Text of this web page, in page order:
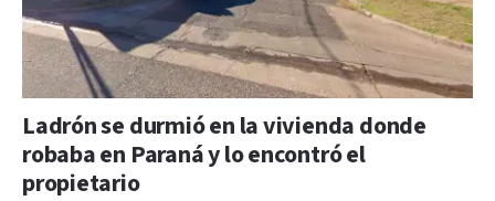
Ladrón se durmió en la vivienda donde
robaba en Paraná y lo encontró el
propietario